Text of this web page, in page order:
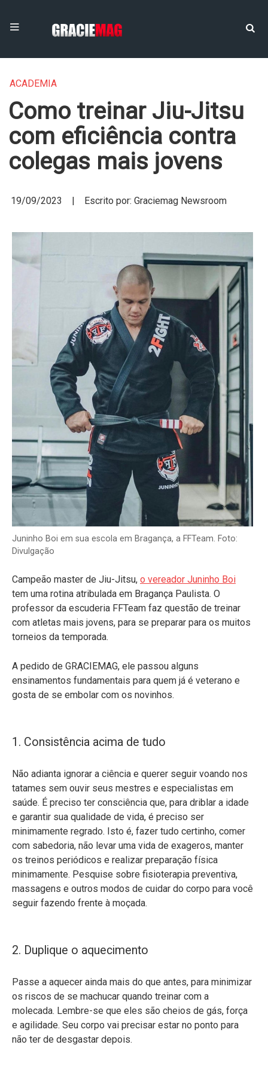
ACADEMIA
Como treinar Jiu-Jitsu
com eficiência contra
colegas mais jovens
19/09/2023 | Escrito por: Graciemag Newsroom
Juninho Boi em sua escola em Bragança, a FFTeam. Foto:
Divulgação
Campeão master de Jiu-Jitsu, o vereador Juninho Boi
tem uma rotina atribulada em Bragança Paulista. O
professor da escuderia FFTeam faz questão de treinar
com atletas mais jovens, para se preparar para os muitos
torneios da temporada.
A pedido de GRACIEMAG, ele passou alguns
ensinamentos fundamentais para quem já é veterano e
gosta de se embolar com os novinhos.
1. Consistência acima de tudo
Não adianta ignorar a ciência e querer seguir voando nos
tatames sem ouvir seus mestres e especialistas em
saúde. É preciso ter consciência que, para driblar a idade
e garantir sua qualidade de vida, é preciso ser
minimamente regrado. Isto é, fazer tudo certinho, comer
com sabedoria, não levar uma vida de exageros, manter
os treinos periódicos e realizar preparação física
minimamente. Pesquise sobre fisioterapia preventiva,
massagens e outros modos de cuidar do corpo para você
seguir fazendo frente à moçada.
2. Duplique o aquecimento
Passe a aquecer ainda mais do que antes, para minimizar
os riscos de se machucar quando treinar com a
molecada. Lembre-se que eles são cheios de gás, força
e agilidade. Seu corpo vai precisar estar no ponto para
não ter de desgastar depois.